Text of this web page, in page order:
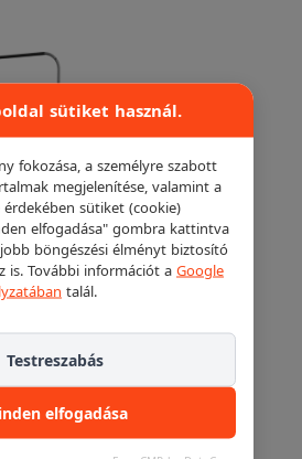
sütiket használ.
fokozása, a személyre szabott
megjelenítése, valamint a
sütiket (cookie)
elfogadása" gombra kattintva
böngészési élményt biztosító
is. További információt a Google
talál.
elfogadása
Testreszabás